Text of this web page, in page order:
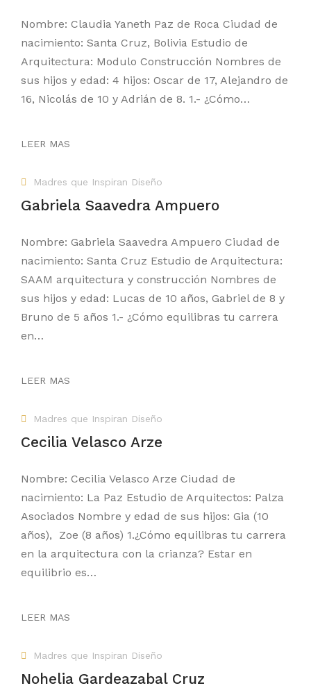
Nombre: Claudia Yaneth Paz de Roca Ciudad de
nacimiento: Santa Cruz, Bolivia Estudio de
Arquitectura: Modulo Construcción Nombres de
sus hijos y edad: 4 hijos: Oscar de 17, Alejandro de
16, Nicolás de 10 y Adrián de 8. 1.- ¿Cómo…
LEER MAS
Madres que Inspiran Diseño
Gabriela Saavedra Ampuero
Nombre: Gabriela Saavedra Ampuero Ciudad de
nacimiento: Santa Cruz Estudio de Arquitectura:
SAAM arquitectura y construcción Nombres de
sus hijos y edad: Lucas de 10 años, Gabriel de 8 y
Bruno de 5 años 1.- ¿Cómo equilibras tu carrera
en…
LEER MAS
Madres que Inspiran Diseño
Cecilia Velasco Arze
Nombre: Cecilia Velasco Arze Ciudad de
nacimiento: La Paz Estudio de Arquitectos: Palza
Asociados Nombre y edad de sus hijos: Gia (10
años), Zoe (8 años) 1.¿Cómo equilibras tu carrera
en la arquitectura con la crianza? Estar en
equilibrio es…
LEER MAS
Madres que Inspiran Diseño
Nohelia Gardeazabal Cruz